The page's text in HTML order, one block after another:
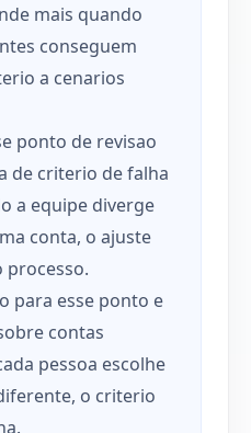
mais quando
conseguem
a cenarios
ponto de revisao
de criterio de falha
a equipe diverge
conta, o ajuste
processo.
para esse ponto e
contas
pessoa escolhe
o criterio